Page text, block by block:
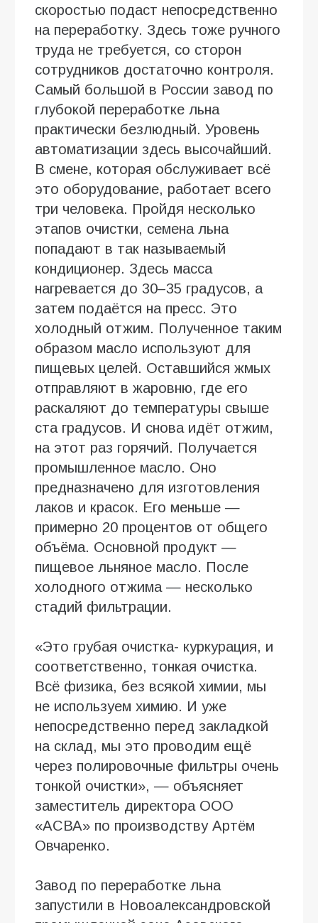
скоростью подаст непосредственно
на переработку. Здесь тоже ручного
труда не требуется, со сторон
сотрудников достаточно контроля.
Самый большой в России завод по
глубокой переработке льна
практически безлюдный. Уровень
автоматизации здесь высочайший.
В смене, которая обслуживает всё
это оборудование, работает всего
три человека. Пройдя несколько
этапов очистки, семена льна
попадают в так называемый
кондиционер. Здесь масса
нагревается до 30–35 градусов, а
затем подаётся на пресс. Это
холодный отжим. Полученное таким
образом масло используют для
пищевых целей. Оставшийся жмых
отправляют в жаровню, где его
раскаляют до температуры свыше
ста градусов. И снова идёт отжим,
на этот раз горячий. Получается
промышленное масло. Оно
предназначено для изготовления
лаков и красок. Его меньше —
примерно 20 процентов от общего
объёма. Основной продукт —
пищевое льняное масло. После
холодного отжима — несколько
стадий фильтрации.
«Это грубая очистка- куркурация, и
соответственно, тонкая очистка.
Всё физика, без всякой химии, мы
не используем химию. И уже
непосредственно перед закладкой
на склад, мы это проводим ещё
через полировочные фильтры очень
тонкой очистки», — объясняет
заместитель директора ООО
«АСВА» по производству Артём
Овчаренко.
Завод по переработке льна
запустили в Новоалександровской